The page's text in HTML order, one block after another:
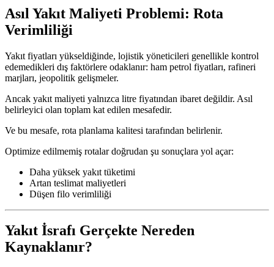
Asıl Yakıt Maliyeti Problemi: Rota
Verimliliği
Yakıt fiyatları yükseldiğinde, lojistik yöneticileri genellikle kontrol
edemedikleri dış faktörlere odaklanır: ham petrol fiyatları, rafineri
marjları, jeopolitik gelişmeler.
Ancak yakıt maliyeti yalnızca litre fiyatından ibaret değildir. Asıl
belirleyici olan toplam kat edilen mesafedir.
Ve bu mesafe, rota planlama kalitesi tarafından belirlenir.
Optimize edilmemiş rotalar doğrudan şu sonuçlara yol açar:
Daha yüksek yakıt tüketimi
Artan teslimat maliyetleri
Düşen filo verimliliği
Yakıt İsrafı Gerçekte Nereden
Kaynaklanır?